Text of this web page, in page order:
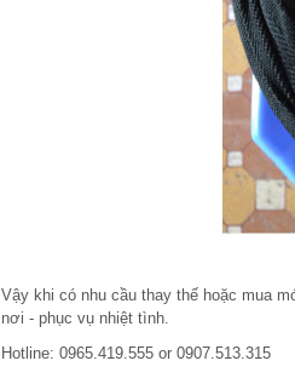
Vậy khi có nhu cầu thay thế hoặc mua
nơi - phục vụ nhiệt tình.
Hotline: 0965.419.555 or 0907.513.315